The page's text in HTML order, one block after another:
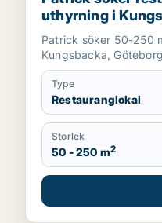
uthyrning i
eller Majorna-
Patrick söker 50-250
Kungsbacka,
Type
Restauranglokal
Storlek
50 - 250 m2